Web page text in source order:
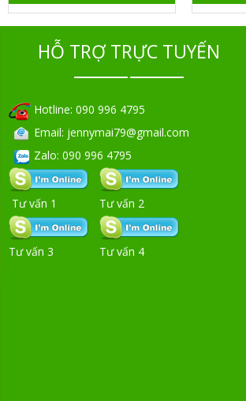
HỖ TRỢ TRỰC TUYẾN
Hotline: 090 996 4795
Email: jennymai79@gmail.com
Zalo: 090 996 4795
Tư vấn 1 Tư vấn 2
Tư vấn 3 Tư vấn 4